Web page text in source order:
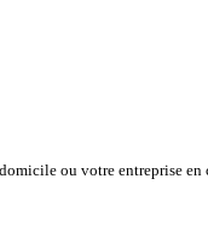
ou votre entreprise en